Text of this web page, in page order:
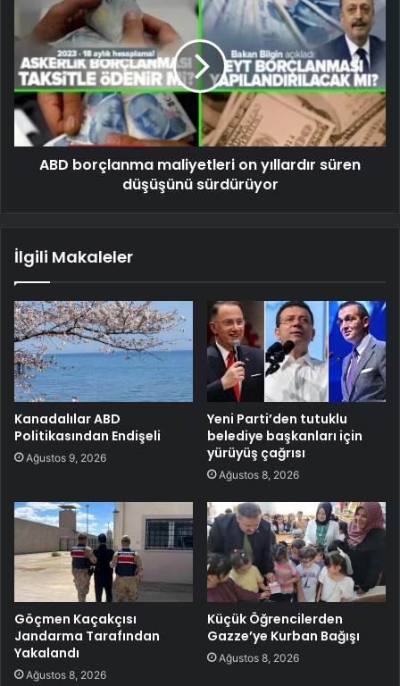
ABD borçlanma maliyetleri on yıllardır süren
düşüşünü sürdürüyor
İlgili Makaleler
Kanadalılar ABD
Politikasından Endişeli
Ağustos 9, 2026
Yeni Parti’den tutuklu
belediye başkanları için
yürüyüş çağrısı
Ağustos 8, 2026
Göçmen Kaçakçısı
Jandarma Tarafından
Yakalandı
Ağustos 8, 2026
Küçük Öğrencilerden
Gazze’ye Kurban Bağışı
Ağustos 8, 2026